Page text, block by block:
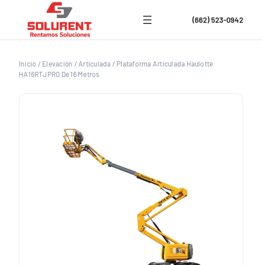
contenido
(662) 523-0942
Inicio / Elevación / Articulada / Plataforma Articulada Haulotte
HA16RTJPRO De 16 Metros